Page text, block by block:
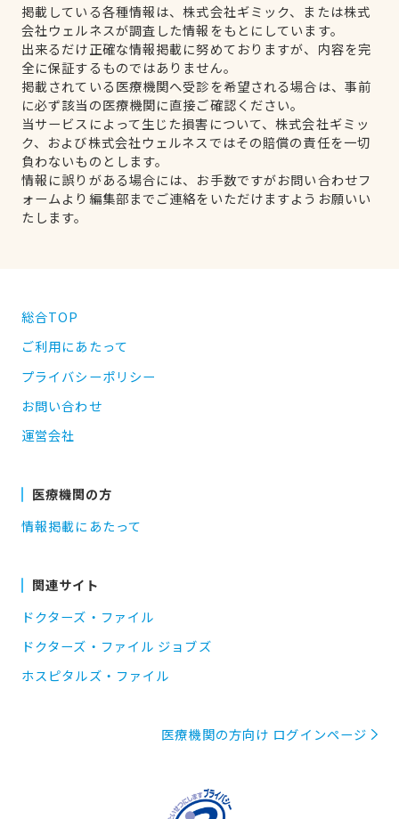
掲載している各種情報は、株式会社ギミック、または株式
会社ウェルネスが調査した情報をもとにしています。
出来るだけ正確な情報掲載に努めておりますが、内容を完
全に保証するものではありません。
掲載されている医療機関へ受診を希望される場合は、事前
に必ず該当の医療機関に直接ご確認ください。
当サービスによって生じた損害について、株式会社ギミッ
ク、および株式会社ウェルネスではその賠償の責任を一切
負わないものとします。
情報に誤りがある場合には、お手数ですがお問い合わせフ
ォームより編集部までご連絡をいただけますようお願いい
たします。
総合TOP
ご利用にあたって
プライバシーポリシー
お問い合わせ
運営会社
医療機関の方
情報掲載にあたって
関連サイト
ドクターズ・ファイル
ドクターズ・ファイル ジョブズ
ホスピタルズ・ファイル
医療機関の方向け ログインページ